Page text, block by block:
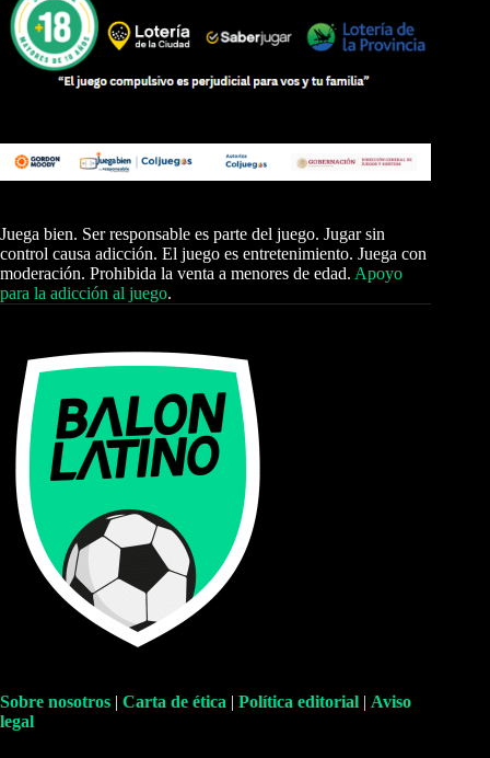
Juega bien. Ser responsable es parte del juego. Jugar sin
control causa adicción. El juego es entretenimiento. Juega con
moderación. Prohibida la venta a menores de edad. Apoyo
para la adicción al juego.
Sobre nosotros | Carta de ética | Política editorial | Aviso
legal